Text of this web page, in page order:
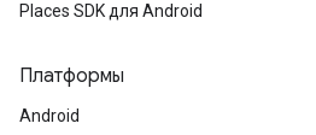
Places SDK для Android
Платформы
Android